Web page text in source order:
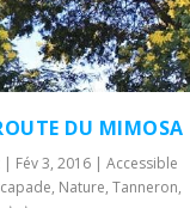
DU MIMOSA
| Fév 3, 2016 |Accessible
, Nature,Tanneron,